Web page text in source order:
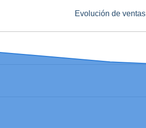
Evolución de ventas